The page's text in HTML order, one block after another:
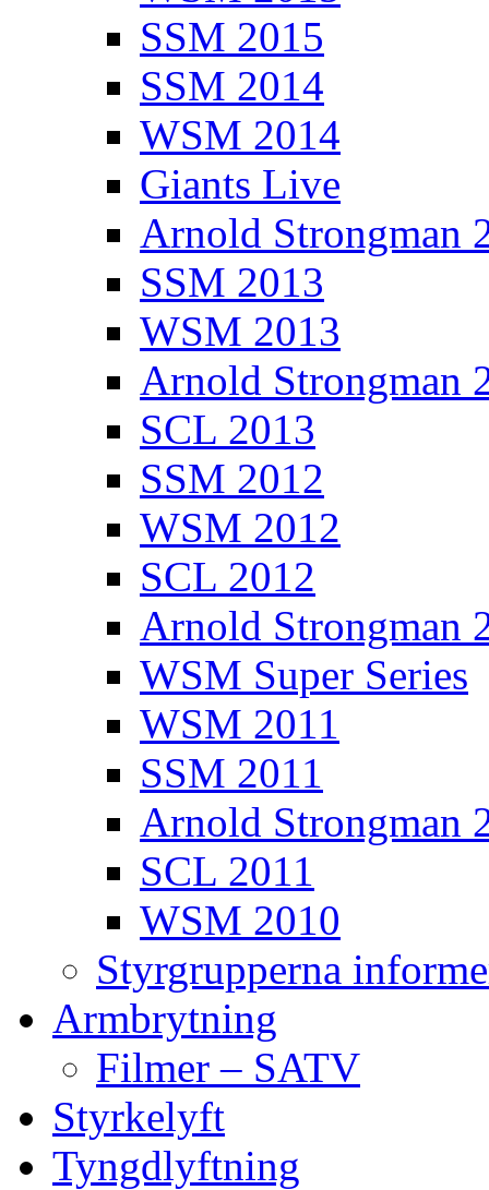
SSM 2015
SSM 2014
WSM 2014
Giants Live
Arnold Strongman
SSM 2013
WSM 2013
Arnold Strongman
SCL 2013
SSM 2012
WSM 2012
SCL 2012
Arnold Strongman
WSM Super Series
WSM 2011
SSM 2011
Arnold Strongman
SCL 2011
WSM 2010
Styrgrupperna
Armbrytning
Filmer – SATV
Styrkelyft
Tyngdlyftning